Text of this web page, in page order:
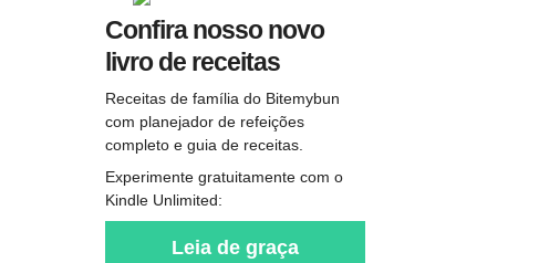
Confira nosso novo
livro de receitas
Receitas de família do Bitemybun
com planejador de refeições
completo e guia de receitas.
Experimente gratuitamente com o
Kindle Unlimited:
Leia de graça